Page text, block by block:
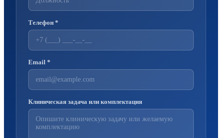
Телефон *
Email *
Клиническая задача или комплектация